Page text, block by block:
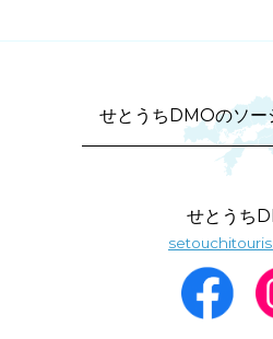
せとうちDMOのソー
せとうち